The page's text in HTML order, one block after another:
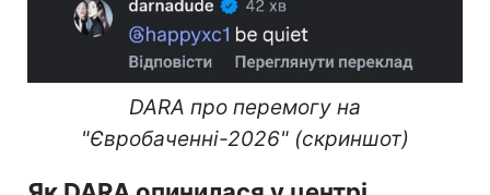
DARA про перемогу на
"Євробаченні-2026" (скриншот)